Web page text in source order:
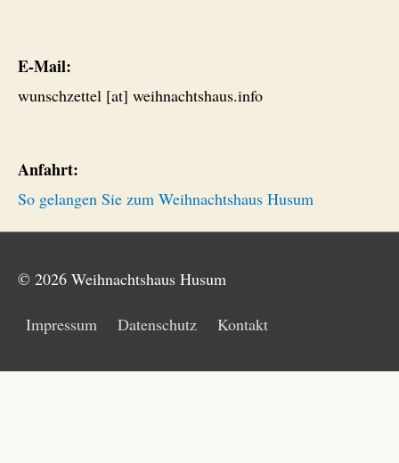
E-Mail:
wunschzettel [at] weihnachtshaus.info
Anfahrt:
So gelangen Sie zum Weihnachtshaus Husum
© 2026 Weihnachtshaus Husum
Impressum Datenschutz Kontakt